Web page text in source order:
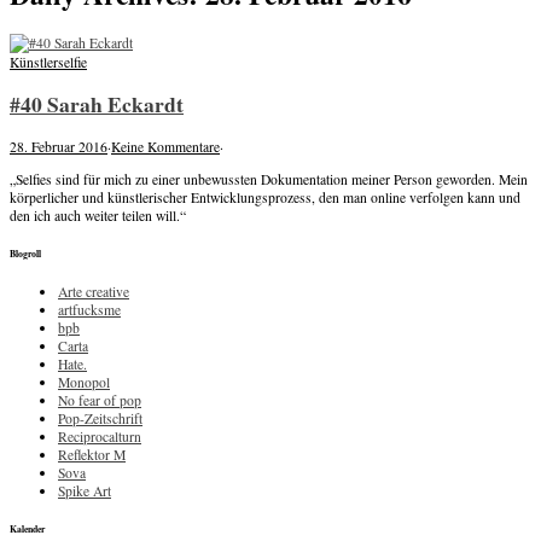
Künstlerselfie
#40 Sarah Eckardt
28. Februar 2016·Keine Kommentare·
„Selfies sind für mich zu einer unbewussten Dokumentation meiner Person geworden. Mein
körperlicher und künstlerischer Entwicklungsprozess, den man online verfolgen kann und
den ich auch weiter teilen will.“
Blogroll
Arte creative
artfucksme
bpb
Carta
Hate.
Monopol
No fear of pop
Pop-Zeitschrift
Reciprocalturn
Reflektor M
Sova
Spike Art
Kalender